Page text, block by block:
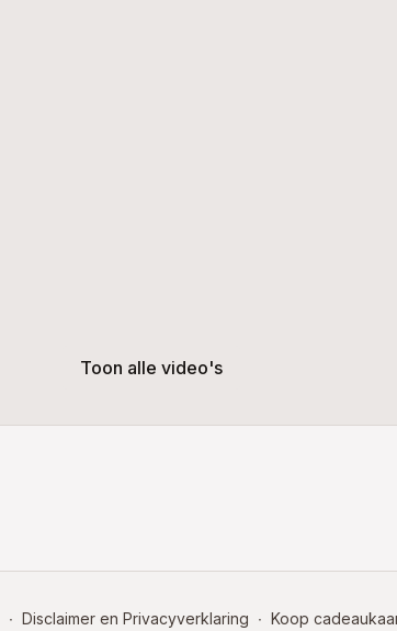
Toon alle video's
∙ Disclaimer en Privacyverklaring ∙ Koop